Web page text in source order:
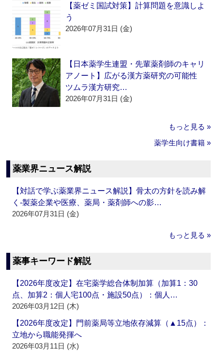
【薬ゼミ国試対策】計算問題を意識しよ
う
2026年07月31日 (金)
【日本薬学生連盟・先輩薬剤師のキャリ
アノート】広がる漢方薬研究の可能性
ツムラ漢方研究…
2026年07月31日 (金)
もっと見る »
薬学生向け書籍 »
薬業界ニュース解説
【対話で学ぶ薬業界ニュース解説】骨太の方針を読み解
く‐製薬企業や医療、薬局・薬剤師への影…
2026年07月31日 (金)
もっと見る »
薬事キーワード解説
【2026年度改定】在宅薬学総合体制加算（加算1：30
点、加算2：個人宅100点・施設50点）：個人…
2026年03月12日 (木)
【2026年度改定】門前薬局等立地依存減算（▲15点）：
立地から職能発揮へ
2026年03月11日 (水)